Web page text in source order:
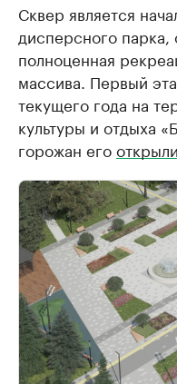
Сквер является
дисперсного парка,
полноценная
массива. Первый
текущего года на
культуры и отдыха
горожан егооткрыли